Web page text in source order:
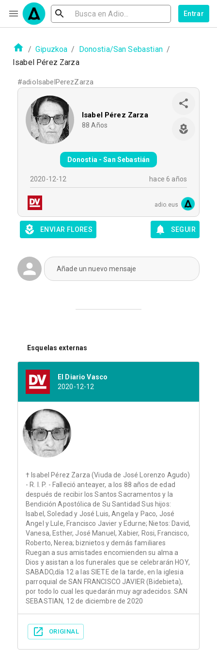
Entrar
/ Gipuzkoa / Donostia/San Sebastian /
Isabel Pérez Zarza
#adioIsabelPerezZarza
Isabel Pérez Zarza
88 Años
Donostia - San Sebastián
2020-12-12 hace 6 años
adio.eus
ENVIAR FLORES SEGUIR
Añade un nuevo mensaje
Esquelas externas
El Diario Vasco
2020-12-12
† Isabel Pérez Zarza (Viuda de José Lorenzo Agudo)
- R. I. P. - Falleció anteayer, a los 88 años de edad
después de recibir los Santos Sacramentos y la
Bendición Apostólica de Su Santidad Sus hijos:
Isabel, Soledad y José Luis, Angela y Paco, José
Angel y Lule, Francisco Javier y Edurne; Nietos: David,
Vanesa, Esther, José Manuel, Xabier, Rosi, Francisco,
Roberto, Nerea; biznietos y demás familiares
Ruegan a sus amistades encomienden su alma a
Dios y asistan a los funerales que se celebrarán HOY,
SABADO,día 12 a las SIETE de la tarde, en la iglesia
parroquial de SAN FRANCISCO JAVIER (Bidebieta),
por todo lo cual les quedarán muy agradecidos. SAN
SEBASTIAN, 12 de diciembre de 2020
ORIGINAL